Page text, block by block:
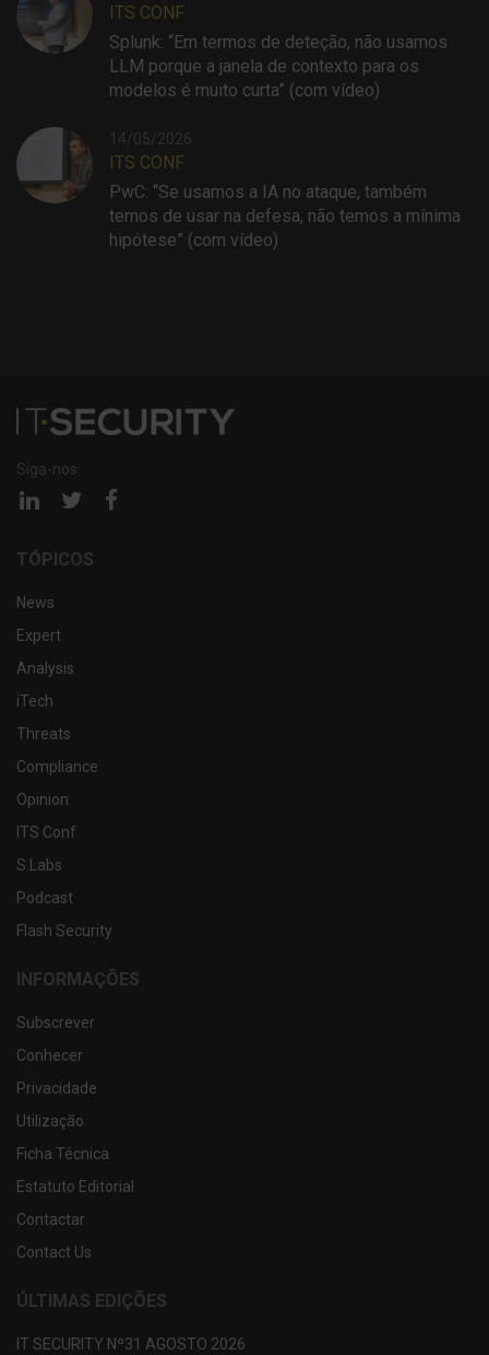
ITS CONF
Splunk: “Em termos de deteção, não usamos
LLM porque a janela de contexto para os
modelos é muito curta” (com vídeo)
14/05/2026
ITS CONF
PwC: “Se usamos a IA no ataque, também
temos de usar na defesa, não temos a mínima
hipótese” (com vídeo)
Siga-nos:
Página Página
TÓPICOS
News
Expert
Analysis
iTech
Threats
Compliance
Opinion
ITS Conf
S.Labs
Podcast
Flash Security
INFORMAÇÕES
Subscrever
Conhecer
Privacidade
Utilização
Ficha Técnica
Estatuto Editorial
Contactar
Contact Us
ÚLTIMAS EDIÇÕES
IT SECURITY Nº31 AGOSTO 2026